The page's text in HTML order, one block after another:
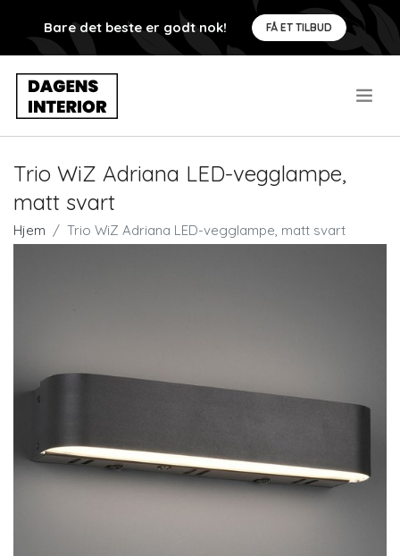
Bare det beste er godt nok! FÅ ET TILBUD
Trio WiZ Adriana LED-vegglampe,
matt svart
Hjem Trio WiZ Adriana LED-vegglampe, matt svart